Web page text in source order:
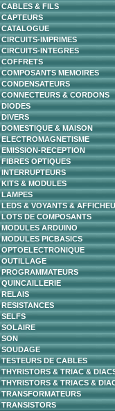
CABLES & FILS
CAPTEURS
CATALOGUE
CIRCUITS-IMPRIMES
CIRCUITS-INTEGRES
COFFRETS
COMPOSANTS MEMOIRES
CONDENSATEURS
CONNECTEURS & CORDONS
DIODES
DIVERS
DOMESTIQUE & MAISON
ELECTROMAGNETISME
EMISSION-RECEPTION
FIBRES OPTIQUES
INTERRUPTEURS
KITS & MODULES
LAMPES
LEDS & VOYANTS &
LOTS DE COMPOSANTS
MODULES ARDUINO
MODULES PICBASICS
OPTOELECTRONIQUE
OUTILLAGE
PROGRAMMATEURS
QUINCAILLERIE
RELAIS
RESISTANCES
SELFS
SOLAIRE
SON
SOUDAGE
TESTEURS DE CABLES
THYRISTORS & TRIAC &
THYRISTORS & TRIACS &
TRANSFORMATEURS
TRANSISTORS